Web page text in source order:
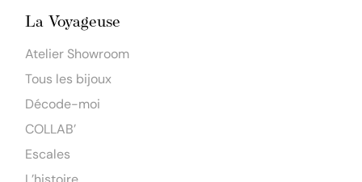
La Voyageuse
Atelier Showroom
Tous les bijoux
Décode-moi
COLLAB’
Escales